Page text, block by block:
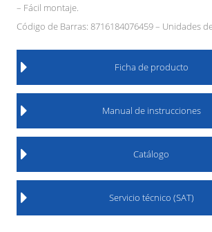
– Fácil montaje.
Código de Barras: 8716184076459 – Unidades
Ficha de producto
Manual de instrucciones
Catálogo
Servicio técnico (SAT)